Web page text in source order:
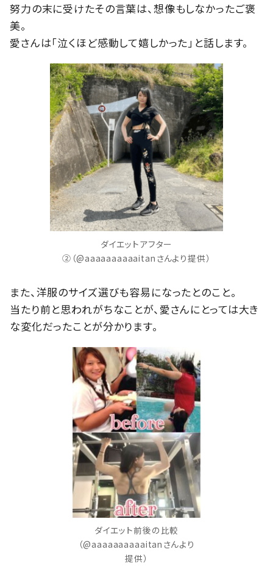
努力の末に受けたその言葉は、想像もしなかったご褒
美。
愛さんは「泣くほど感動して嬉しかった」と話します。
ダイエットアフター
②（@aaaaaaaaaaitanさんより提供）
また、洋服のサイズ選びも容易になったとのこと。
当たり前と思われがちなことが、愛さんにとっては大き
な変化だったことが分かります。
ダイエット前後の比較
（@aaaaaaaaaaitanさんより
提供）